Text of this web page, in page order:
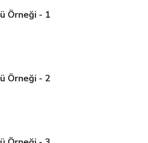
Örneği - 1
Örneği - 2